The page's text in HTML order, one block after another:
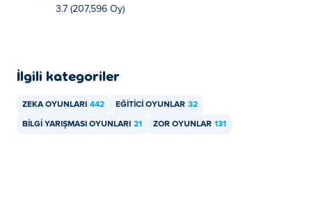
3.7 (207,596 Oy)
İlgili kategoriler
ZEKA OYUNLARI 442 EĞITICI OYUNLAR 32
BILGI YARIŞMASI OYUNLARI 21 ZOR OYUNLAR 131